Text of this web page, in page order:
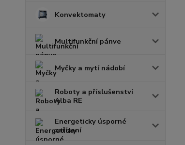
Konvektomaty
Multifunkční pánve
Myčky a mytí nádobí
Roboty a příslušenství
Alba RE
Energeticky úsporné
zařízení